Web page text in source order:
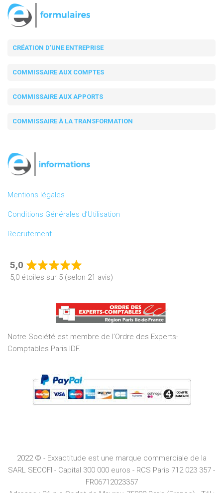
CRÉATION D'UNE ENTREPRISE
COMMISSAIRE AUX COMPTES
COMMISSAIRE AUX APPORTS
COMMISSAIRE À LA TRANSFORMATION
Mentions légales
Conditions Générales d’Utilisation
Recrutement
5,0
Rated
5,0
of
5
5,0 étoiles sur 5 (selon 21 avis)
Notre Société est membre de l’Ordre des Experts-
Comptables Paris IDF.
2022 © - Exxactitude est une marque commerciale de la
SARL SECOFI - Capital 300 000 euros - RCS Paris 712 023 357 -
FR06712023357